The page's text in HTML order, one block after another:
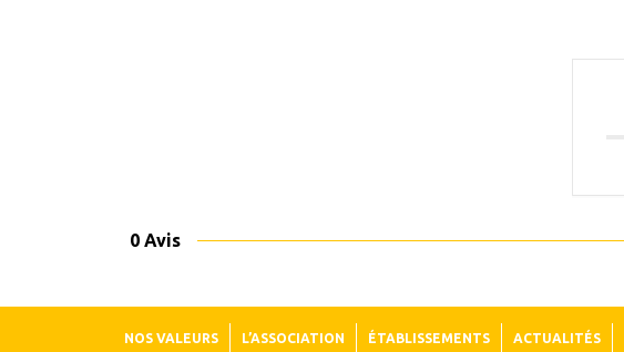
0 Avis
NOS VALEURS L’ASSOCIATION ÉTABLISSEMENTS ACTUALITÉS